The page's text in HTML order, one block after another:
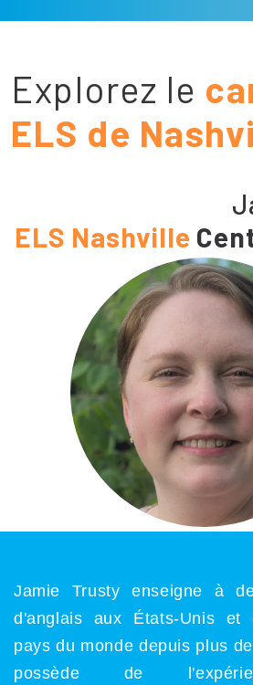
Explorez le
ELS de
ELS Nashville
Jamie Trusty enseigne à
d'anglais aux États-Unis et
pays du monde depuis plus
possède de